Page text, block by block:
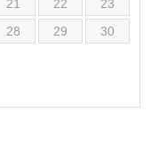
21 22
23
28 29
30